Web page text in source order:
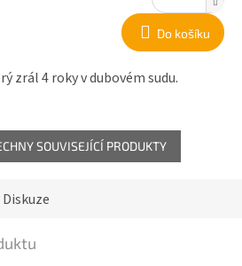
Do košíku
zrál 4 roky v dubovém sudu.
SOUVISEJÍCÍ PRODUKTY
Diskuze